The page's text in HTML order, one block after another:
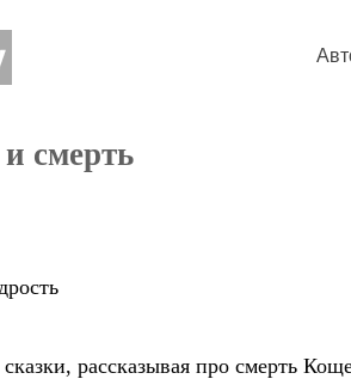
смерть
рассказывая про смерть